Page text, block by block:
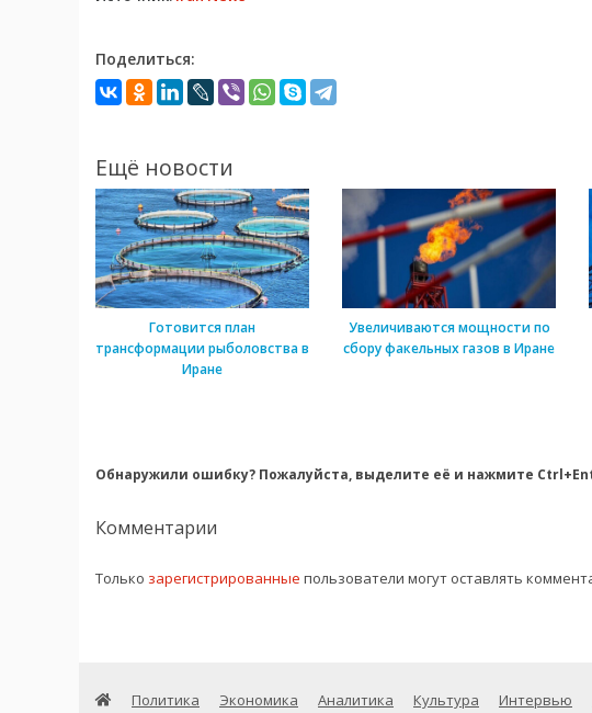
Поделиться:
Ещё новости
Готовится план
трансформации рыболовства в
Иране
Увеличиваются мощности по
сбору факельных газов в Иране
Обнаружили ошибку? Пожалуйста, выделите её и нажмите
Комментарии
Только зарегистрированные пользователи могут оставлять
Политика Экономика Аналитика Культура Интервью